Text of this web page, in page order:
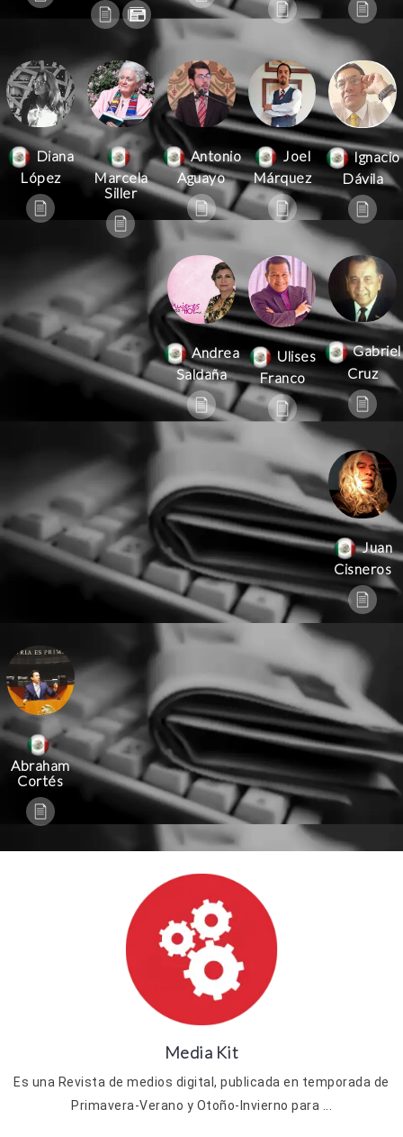
Diana
López
Marcela
Siller
Antonio
Aguayo
Joel
Márquez
Ignacio
Dávila
Andrea
Saldaña
Ulises
Franco
Gabriel
Cruz
Juan
Cisneros
Abraham
Cortés
Media Kit
Es una Revista de medios digital, publicada en temporada de
Primavera-Verano y Otoño-Invierno para ...